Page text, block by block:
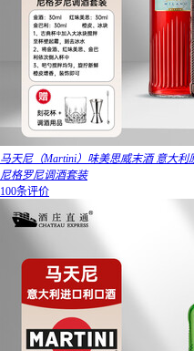
马天尼（Martini）味美思威末酒 意大
尼格罗尼调酒套装
100条评价